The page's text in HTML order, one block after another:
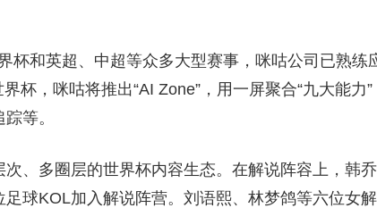
杯和英超、中超等众多大型赛事，咪咕公司已熟练
杯，咪咕将推出“AI Zone”，用一屏聚合“九大能力
等。
、多圈层的世界杯内容生态。在解说阵容上，韩
球KOL加入解说阵营。刘语熙、林梦鸽等六位女